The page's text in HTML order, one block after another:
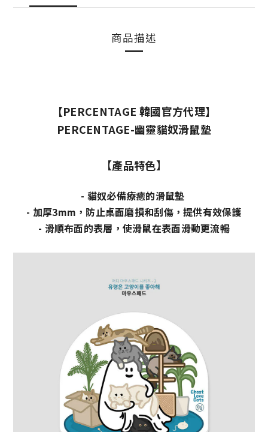
商品描述
【PERCENTAGE 韓國官方代理】
PERCENTAGE-幽靈貓奴滑鼠墊
【產品特色】
- 貓奴必備療癒的滑鼠墊
- 加厚3mm，防止桌面磨損和刮傷，提供有效保護
- 滑順布面的表層，使滑鼠在表面滑動更流暢